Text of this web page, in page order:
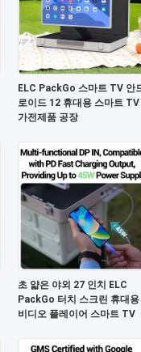
ELC PackGo 스마트 TV 안
로이드 12 휴대용 스마트 TV
가전제품 공장
초 얇은 야외 27 인치 ELC
PackGo 터치 스크린 휴대용
비디오 플레이어 스마트 TV